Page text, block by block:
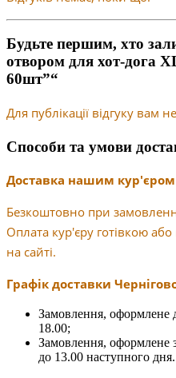
Будьте першим, хто
отвором для хот-дога
60шт”“
Для публікації відгуку вам
Способи та умови
Доставка нашим кур'єром
Безкоштовно при
Оплата кур'єру готівкою
на сайті.
Графік доставки
Замовлення, оформлене
18.00;
Замовлення, оформлене
до 13.00 наступного дня.